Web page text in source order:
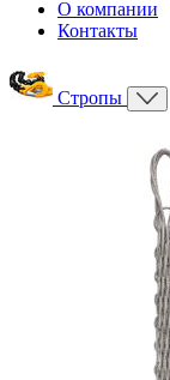
О компании
Контакты
Стропы